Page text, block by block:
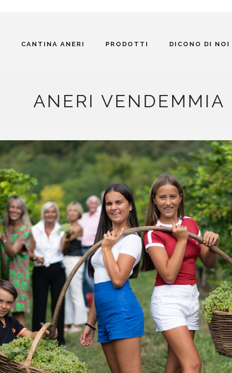
CANTINA ANERI PRODOTTI DICONO DI NOI
ANERI VENDEMMIA